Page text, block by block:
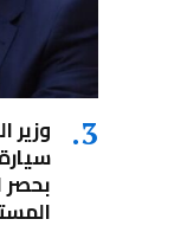
وزير
بحصر